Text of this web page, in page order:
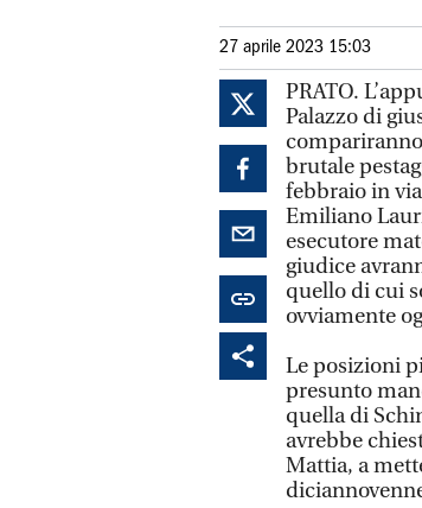
27 aprile 2023 15:03
PRATO.
Palazzo di
brutale
febbraio in
Emiliano
esecutore
giudice
quello di cui
ovviamente
Le posizioni
presunto
quella di
avrebbe
Mattia, a